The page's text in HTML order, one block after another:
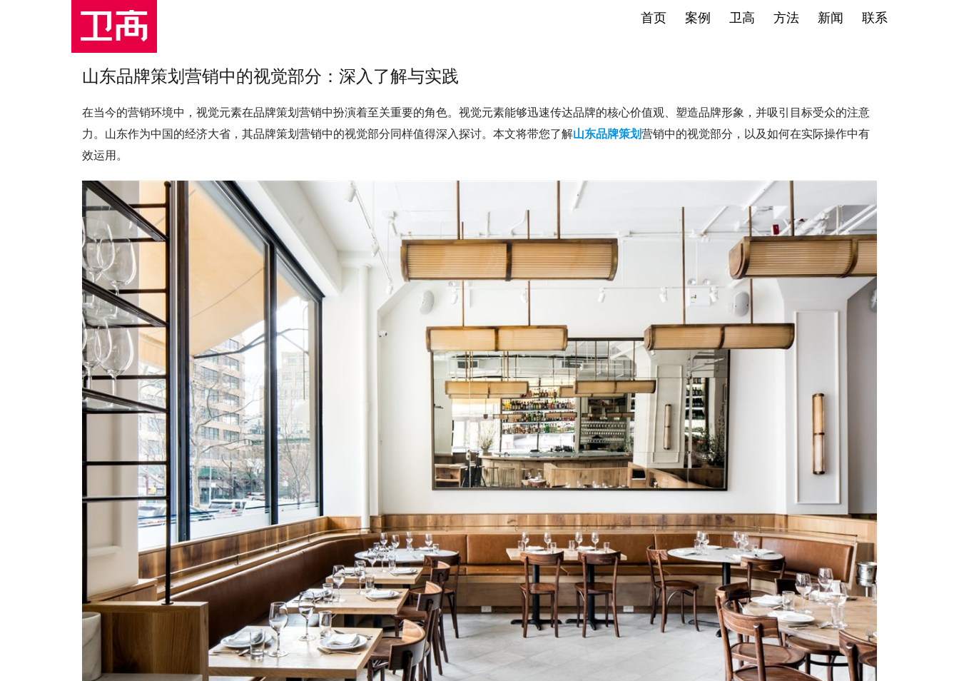
首页 案例 卫高 方法 新闻 联系
山东品牌策划营销中的视觉部分：深入了解与实践
在当今的营销环境中，视觉元素在品牌策划营销中扮演着至关重要的角色。视觉元素能够迅速传达品牌的核心价值观、塑造品牌形象，并吸引目标受众的注意
力。山东作为中国的经济大省，其品牌策划营销中的视觉部分同样值得深入探讨。本文将带您了解山东品牌策划营销中的视觉部分，以及如何在实际操作中有
效运用。